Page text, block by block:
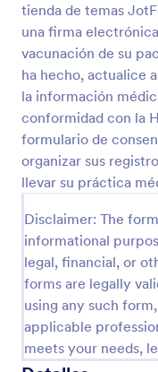
tienda de temas
una firma
vacunación de su
ha hecho, actualice
la información
conformidad con la
formulario de
organizar sus
llevar su práctica
Disclaimer: The
informational
legal, financial, or
forms are legally
using any such
applicable
meets your needs,
Formulario que
pacientes, útil
personal sanitario
Go to Category:
Formularios